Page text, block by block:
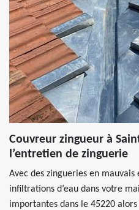
Couvreur zingueur à
l’entretien de zinguerie
Avec des zingueries en
infiltrations d’eau dans votre
importantes dans le 45220